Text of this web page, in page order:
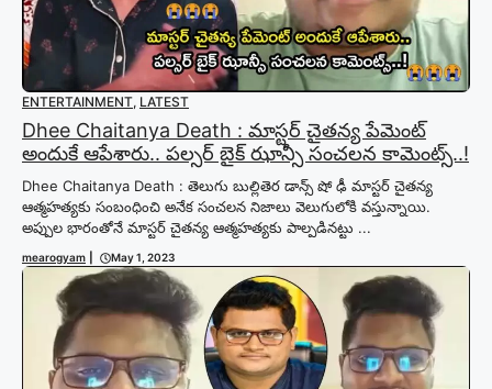
ENTERTAINMENT, LATEST
Dhee Chaitanya Death : మాస్టర్ చైతన్య పేమెంట్
అందుకే ఆపేశారు.. పల్సర్ బైక్ ఝాన్సీ సంచలన కామెంట్స్..!
Dhee Chaitanya Death : తెలుగు బుల్లితెర డాన్స్ షో ఢీ మాస్టర్ చైతన్య
ఆత్మహత్యకు సంబంధించి అనేక సంచలన నిజాలు వెలుగులోకి వస్తున్నాయి.
అప్పుల భారంతోనే మాస్టర్ చైతన్య ఆత్మహత్యకు పాల్పడినట్టు ...
mearogyam May 1, 2023